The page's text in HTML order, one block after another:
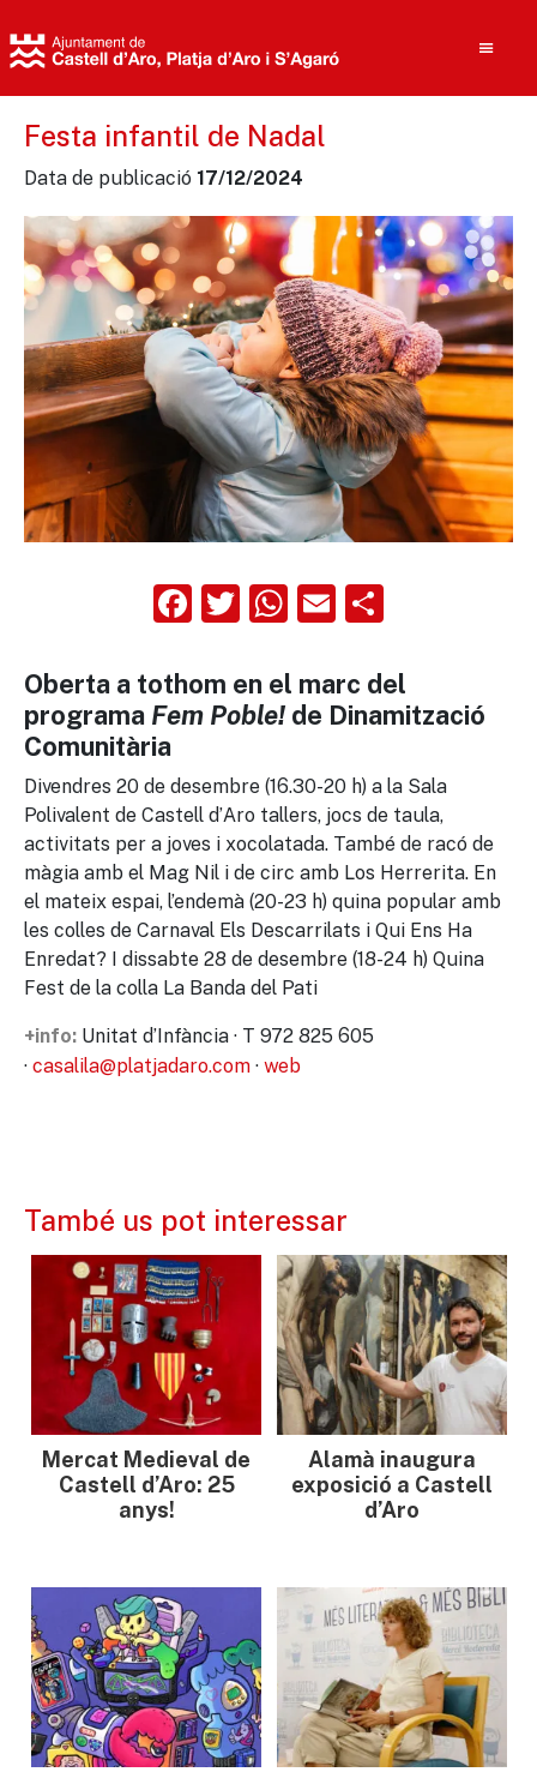
Festa infantil de Nadal
Data de publicació 17/12/2024
Facebook
Twitter
WhatsApp
Email
Oberta a tothom en el marc del
programa Fem Poble! de Dinamització
Comunitària
Divendres 20 de desembre (16.30-20 h) a la Sala
Polivalent de Castell d’Aro tallers, jocs de taula,
activitats per a joves i xocolatada. També de racó de
màgia amb el Mag Nil i de circ amb Los Herrerita. En
el mateix espai, l’endemà (20-23 h) quina popular amb
les colles de Carnaval Els Descarrilats i Qui Ens Ha
Enredat? I dissabte 28 de desembre (18-24 h) Quina
Fest de la colla La Banda del Pati
+info: Unitat d’Infància · T 972 825 605
· casalila@platjadaro.com · web
També us pot interessar
Mercat Medieval de
Castell d’Aro: 25
anys!
Alamà inaugura
exposició a Castell
d’Aro